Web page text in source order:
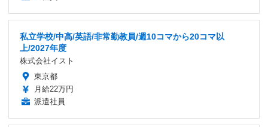
私立学校/中高/英語/非常勤教員/週10コマから20コマ以
上/2027年度
株式会社イスト
東京都
月給22万円
派遣社員